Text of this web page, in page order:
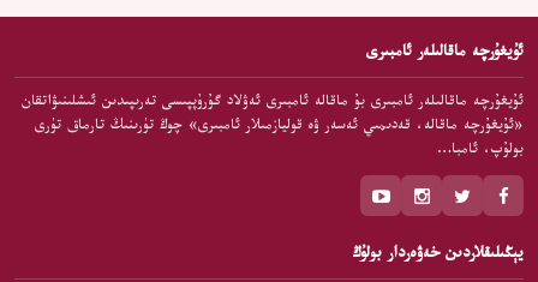
ئۇيغۇرچە ماقالىلەر ئامبىرى
ئۇيغۇرچە ماقالىلەر ئامبىرى بۇ ماقالە ئامبىرى ئەۋلاد گۇرۇپپىسى تەرىپىدىن ئىشلىنىۋاتقان
«ئۇيغۇرچە ماقالە، قەدىمىي ئەسەر ۋە قوليازمىلار ئامبىرى» چوڭ تۈرىنىڭ تارماق تۈرى
بولۇپ، ئامبا…
يېڭىلىقلاردىن خەۋەردار بولۇڭ